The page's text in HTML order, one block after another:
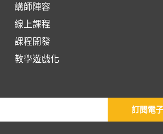
講師陣容
線上課程
課程開發
教學遊戲化
訂閱電